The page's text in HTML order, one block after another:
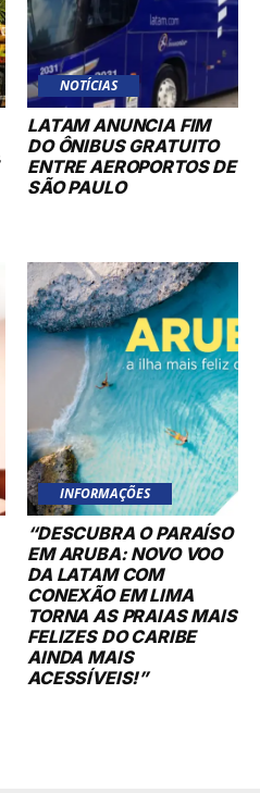
NOTÍCIAS
LATAM ANUNCIA FIM
DO ÔNIBUS GRATUITO
ENTRE AEROPORTOS DE
SÃO PAULO
INFORMAÇÕES
“DESCUBRA O PARAÍSO
EM ARUBA: NOVO VOO
DA LATAM COM
CONEXÃO EM LIMA
TORNA AS PRAIAS MAIS
FELIZES DO CARIBE
AINDA MAIS
ACESSÍVEIS!”